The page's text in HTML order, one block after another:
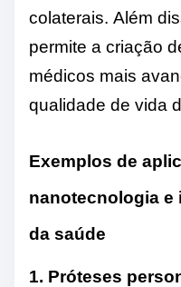
colaterais. Além
permite a criação
médicos mais
qualidade de vida
Exemplos de
nanotecnologia e
da saúde
1. Próteses